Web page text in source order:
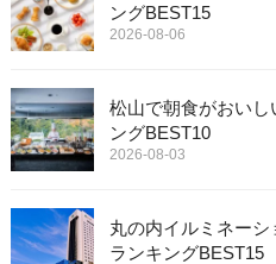
ングBEST15
2026-08-06
松山で朝食がおい
ングBEST10
2026-08-03
丸の内イルミネー
ランキングBEST15